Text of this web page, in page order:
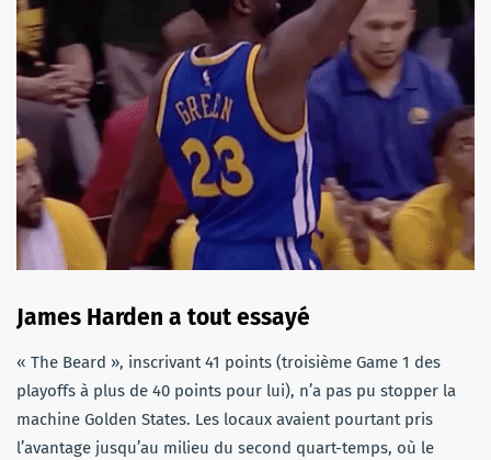
James Harden a tout essayé
« The Beard », inscrivant 41 points (troisième Game 1 des
playoffs à plus de 40 points pour lui), n’a pas pu stopper la
machine Golden States. Les locaux avaient pourtant pris
l’avantage jusqu’au milieu du second quart-temps, où le